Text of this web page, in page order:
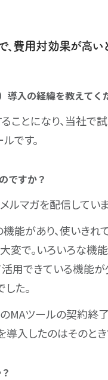
費用対効果が高い
入の経緯を教えてく
とになり、当社で
です。
ですか？
ルマガを配信していま
能があり、使いきれ
変で。いろいろな機
用できている機能
た。
MAツールの契約終
導入したのはそのとき